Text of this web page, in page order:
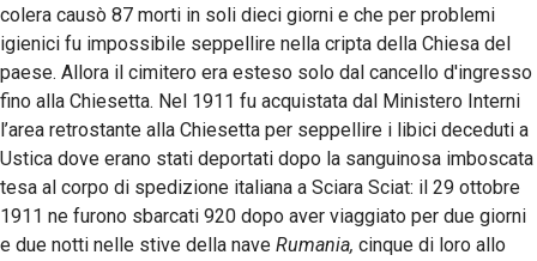
colera causò 87 morti in soli dieci giorni e che per problemi
igienici fu impossibile seppellire nella cripta della Chiesa del
paese. Allora il cimitero era esteso solo dal cancello d'ingresso
fino alla Chiesetta. Nel 1911 fu acquistata dal Ministero Interni
l’area retrostante alla Chiesetta per seppellire i libici deceduti a
Ustica dove erano stati deportati dopo la sanguinosa imboscata
tesa al corpo di spedizione italiana a Sciara Sciat: il 29 ottobre
1911 ne furono sbarcati 920 dopo aver viaggiato per due giorni
e due notti nelle stive della nave Rumania, cinque di loro allo